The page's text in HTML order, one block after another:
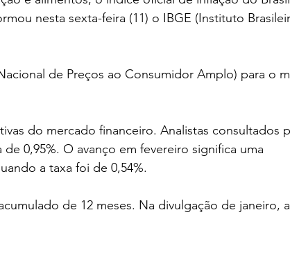
nesta sexta-feira (11) o IBGE (Instituto
de Preços ao Consumidor Amplo) para o
do mercado financeiro. Analistas consultados
0,95%. O avanço em fevereiro significa uma
a taxa foi de 0,54%.
de 12 meses. Na divulgação de janeiro, a